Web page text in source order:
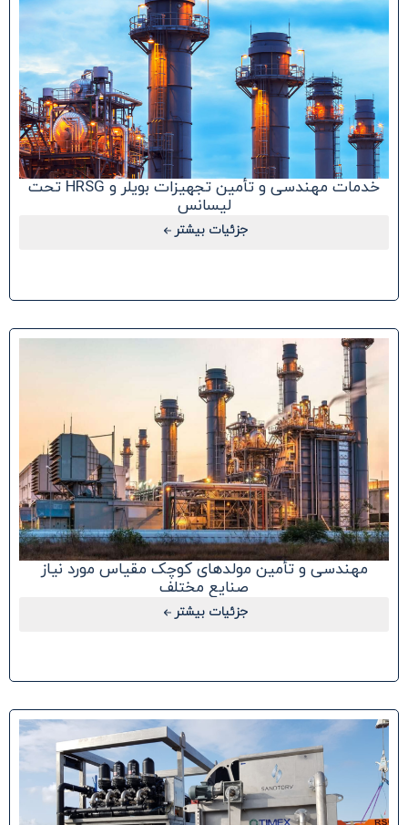
خدمات مهندسی و تأمین تجهیزات بویلر و HRSG تحت
لیسانس
جزئیات بیشتر
مهندسی و تأمین مولدهای کوچک مقیاس مورد نیاز
صنایع مختلف
جزئیات بیشتر